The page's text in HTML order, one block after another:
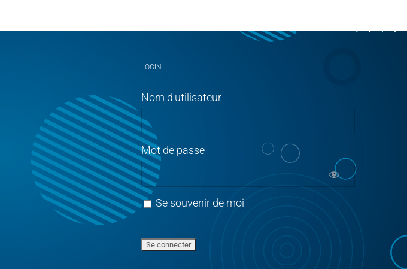
LOGIN
Nom d'utilisateur
Mot de passe
Se souvenir de moi